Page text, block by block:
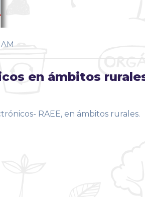
en ámbitos
RAEE, en ámbitos rurales.